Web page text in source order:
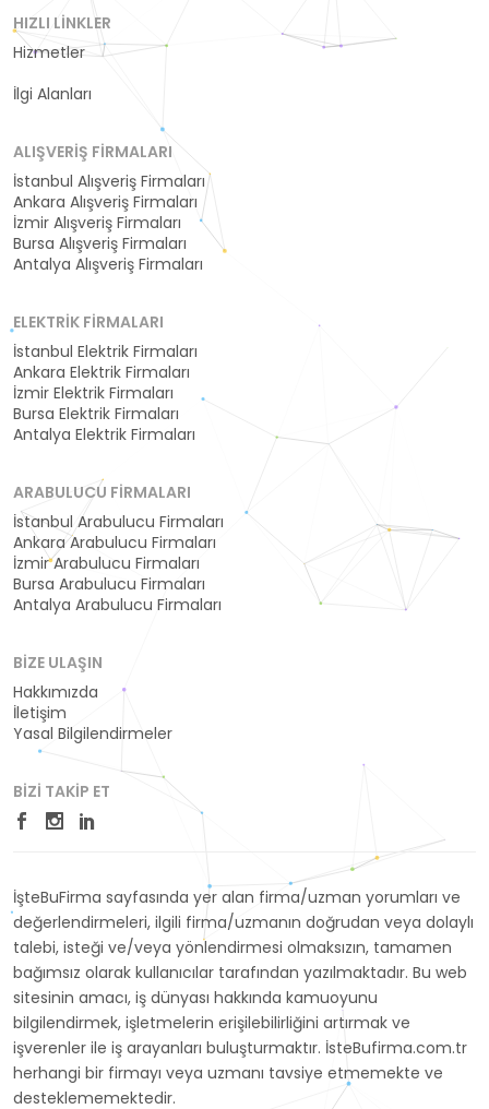
HIZLI LINKLER
Hizmetler
İlgi Alanları
ALIŞVERIŞ FIRMALARI
İstanbul Alışveriş Firmaları
Ankara Alışveriş Firmaları
İzmir Alışveriş Firmaları
Bursa Alışveriş Firmaları
Antalya Alışveriş Firmaları
ELEKTRIK FIRMALARI
İstanbul Elektrik Firmaları
Ankara Elektrik Firmaları
İzmir Elektrik Firmaları
Bursa Elektrik Firmaları
Antalya Elektrik Firmaları
ARABULUCU FIRMALARI
İstanbul Arabulucu Firmaları
Ankara Arabulucu Firmaları
İzmir Arabulucu Firmaları
Bursa Arabulucu Firmaları
Antalya Arabulucu Firmaları
BIZE ULAŞIN
Hakkımızda
İletişim
Yasal Bilgilendirmeler
BIZI TAKIP ET
İşteBuFirma sayfasında yer alan firma/uzman yorumları ve
değerlendirmeleri, ilgili firma/uzmanın doğrudan veya dolaylı
talebi, isteği ve/veya yönlendirmesi olmaksızın, tamamen
bağımsız olarak kullanıcılar tarafından yazılmaktadır. Bu web
sitesinin amacı, iş dünyası hakkında kamuoyunu
bilgilendirmek, işletmelerin erişilebilirliğini artırmak ve
işverenler ile iş arayanları buluşturmaktır. İsteBufirma.com.tr
herhangi bir firmayı veya uzmanı tavsiye etmemekte ve
desteklememektedir.